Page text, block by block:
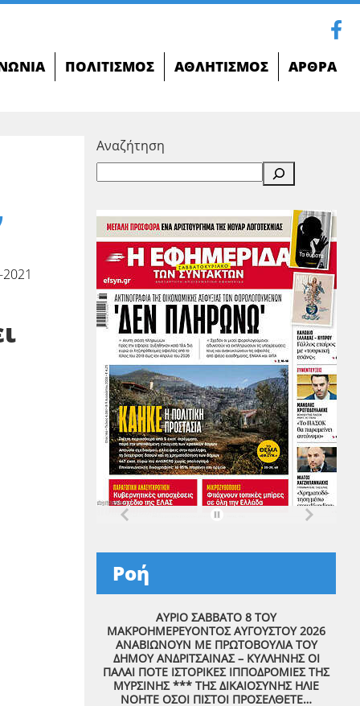
ΠΟΛΙΤΙΣΜΌΣ ΑΘΛΗΤΙΣΜΌΣ ΆΡΘΡΑ
Αναζήτηση
Ροή
ΑΥΡΙΟ ΣΑΒΒΑΤΟ 8 ΤΟΥ
ΜΑΚΡΟΗΜΕΡΕΥΟΝΤΟΣ ΑΥΓΟΥΣΤΟΥ 2026
ΑΝΑΒΙΩΝΟΥΝ ΜΕ ΠΡΩΤΟΒΟΥΛΙΑ ΤΟΥ
ΔΗΜΟΥ ΑΝΔΡΙΤΣΑΙΝΑΣ – ΚΥΛΛΗΝΗΣ ΟΙ
ΠΑΛΑΙ ΠΟΤΕ ΙΣΤΟΡΙΚΕΣ ΙΠΠΟΔΡΟΜΙΕΣ ΤΗΣ
ΜΥΡΣΙΝΗΣ *** ΤΗΣ ΔΙΚΑΙΟΣΥΝΗΣ ΗΛΙΕ
ΝΟΗΤΕ ΟΣΟΙ ΠΙΣΤΟΙ ΠΡΟΣΕΛΘΕΤΕ…